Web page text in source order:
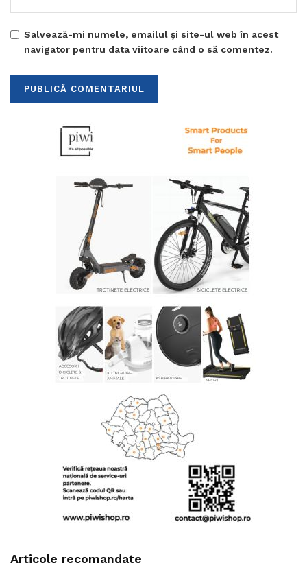
Salvează-mi numele, emailul și site-ul web în acest
navigator pentru data viitoare când o să comentez.
Articole recomandate